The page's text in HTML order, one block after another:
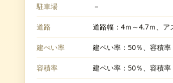
駐車場 －
道路 道路幅：4ｍ～4.7ｍ、ア
建ぺい率 建ペい率：50％、容積率
容積率 建ペい率：50％、容積率